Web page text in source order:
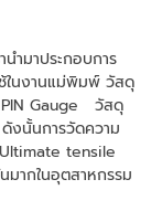
ำมาประกอบการ
ช้ในงานแม่พิมพ์ วัสดุ
PIN Gauge วัสดุ
งนั้นการวัดความ
Ultimate tensile
ากในอุตสาหกรรม